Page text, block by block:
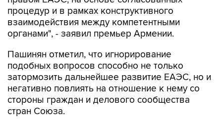
процедур и в рамках конструктивного
взаимодействия между компетентными
органами", - заявил премьер Армении.
Пашинян отметил, что игнорирование
подобных вопросов способно не только
затормозить дальнейшее развитие ЕАЭС, но и
негативно повлиять на отношение к нему со
стороны граждан и делового сообщества
стран Союза.